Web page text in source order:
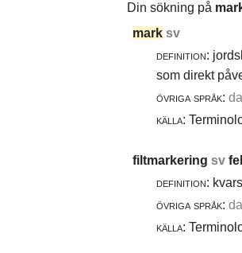
Din sökning på
mark sv
definition:
som direkt
övriga språk:
källa:
filtmarkering sv
definition:
övriga språk:
källa: